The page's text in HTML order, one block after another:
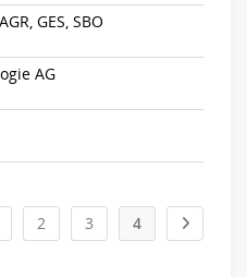
GES, SBO
AG
2 3 4